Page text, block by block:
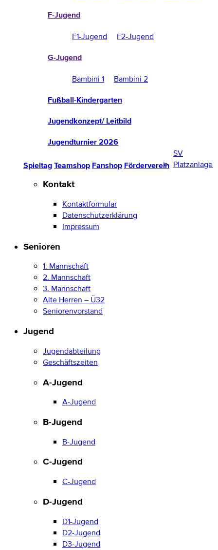
F-Jugend
F1-Jugend F2-Jugend
G-Jugend
Bambini 1 Bambini 2
Fußball-Kindergarten
Jugendkonzept/ Leitbild
Jugendturnier 2026
Spieltag Teamshop Fanshop Förderverein
SV
Platzanlage
Kontakt
Kontaktformular
Datenschutzerklärung
Impressum
Senioren
1. Mannschaft
2. Mannschaft
3. Mannschaft
Alte Herren – Ü32
Seniorenvorstand
Jugend
Jugendabteilung
Geschäftszeiten
A-Jugend
A-Jugend
B-Jugend
B-Jugend
C-Jugend
C-Jugend
D-Jugend
D1-Jugend
D2-Jugend
D3-Jugend